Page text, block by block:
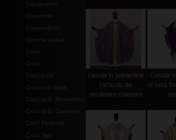
Sacramenti
Copertine
Copriamboni
Corone statue
Cotte
Croci
Croci Astili
Croci con base
Croci di S. Benedetto
Croci di S. Damiano
Croci Pettorali
Croci Tau
casula in gabardine
(articolo da
riordinare chiedere
Casula
di seta